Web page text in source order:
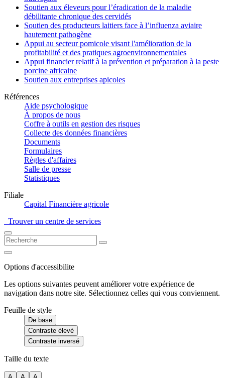
Soutien aux éleveurs pour l’éradication de la maladie
débilitante chronique des cervidés
Soutien des producteurs laitiers face à l’influenza aviaire
hautement pathogène
Appui au secteur pomicole visant l'amélioration de la
profitabilité et des pratiques agroenvironnementales
Appui financier relatif à la prévention et préparation à la peste
porcine africaine
Soutien aux entreprises apicoles
Références
Aide psychologique
À propos de nous
Coffre à outils en gestion des risques
Collecte des données financières
Documents
Formulaires
Règles d'affaires
Salle de presse
Statistiques
Filiale
Capital Financière agricole
Trouver un centre de services
Options d'accessibilite
Les options suivantes peuvent améliorer votre expérience de
navigation dans notre site. Sélectionnez celles qui vous conviennent.
Feuille de style
De base
Contraste élevé
Contraste inversé
Taille du texte